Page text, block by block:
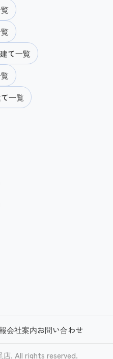
て一覧
一覧
会社案内お問い合わせ
. All rights reserved.